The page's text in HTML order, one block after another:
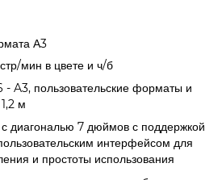
А3
мин в цвете и ч/б
A3, пользовательские форматы и
м
диагональю 7 дюймов с поддержкой
интерфейсом для
и простоты использования